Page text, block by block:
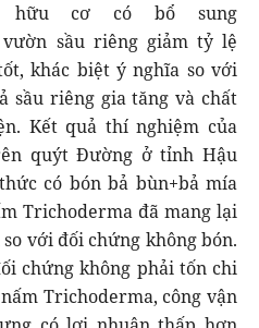
hữu cơ có bổ sung
sầu riêng giảm tỷ lệ
khác biệt ý nghĩa so với
sầu riêng gia tăng và chất
Kết quả thí nghiệm của
quýt Đường ở tỉnh Hậu
có bón bả bùn+bả mía
Trichoderma đã mang lại
với đối chứng không bón.
chứng không phải tốn chi
Trichoderma, công vận